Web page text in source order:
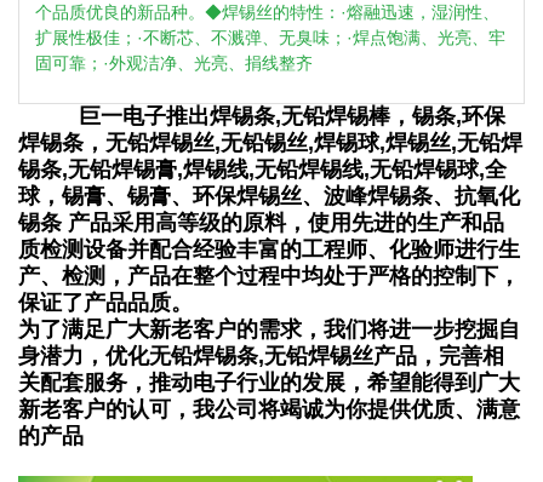
个品质优良的新品种。◆焊锡丝的特性：·熔融迅速，湿润性、
扩展性极佳；·不断芯、不溅弹、无臭味；·焊点饱满、光亮、牢
固可靠；·外观洁净、光亮、捐线整齐
巨一电子推出焊锡条,无铅焊锡棒，锡条,环保
焊锡条，无铅焊锡丝,无铅锡丝,焊锡球,焊锡丝,无铅焊
锡条,无铅焊锡膏,焊锡线,无铅焊锡线,无铅焊锡球,全
球，锡膏、锡膏、环保焊锡丝、波峰焊锡条、抗氧化
锡条 产品采用高等级的原料，使用先进的生产和品
质检测设备并配合经验丰富的工程师、化验师进行生
产、检测，产品在整个过程中均处于严格的控制下，
保证了产品品质。
为了满足广大新老客户的需求，我们将进一步挖掘自
身潜力，优化无铅焊锡条,无铅焊锡丝产品，完善相
关配套服务，推动电子行业的发展，希望能得到广大
新老客户的认可，我公司将竭诚为你提供优质、满意
的产品